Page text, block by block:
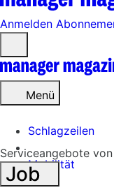
Anmelden
öffnen
Menü
Schlagzeilen
Mobilität
Tech
Serviceangebote
Job